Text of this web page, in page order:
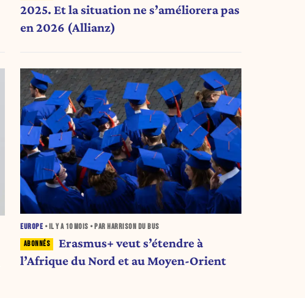
2025. Et la situation ne s’améliorera pas
en 2026 (Allianz)
EUROPE • IL Y A 10 MOIS • PAR HARRISON DU BUS
Erasmus+ veut s’étendre à
l’Afrique du Nord et au Moyen-Orient